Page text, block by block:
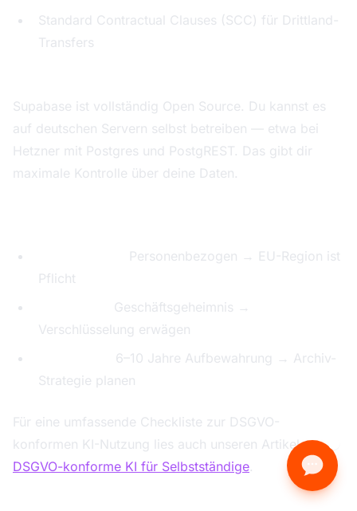
Standard Contractual Clauses (SCC) für Drittland-
Transfers
Supabase ist vollständig Open Source. Du kannst es
auf deutschen Servern selbst betreiben — etwa bei
Hetzner mit Postgres und PostgREST. Das gibt dir
maximale Kontrolle über deine Daten.
Personenbezogen → EU-Region ist
Pflicht
Geschäftsgeheimnis →
Verschlüsselung erwägen
6–10 Jahre Aufbewahrung → Archiv-
Strategie planen
Für eine umfassende Checkliste zur DSGVO-
konformen KI-Nutzung lies auch unseren Artikel
DSGVO-konforme KI für Selbstständige.